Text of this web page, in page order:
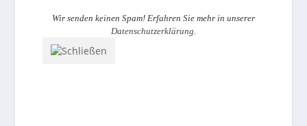
Wir senden keinen Spam! Erfahren Sie mehr in unserer
Datenschutzerklärung.